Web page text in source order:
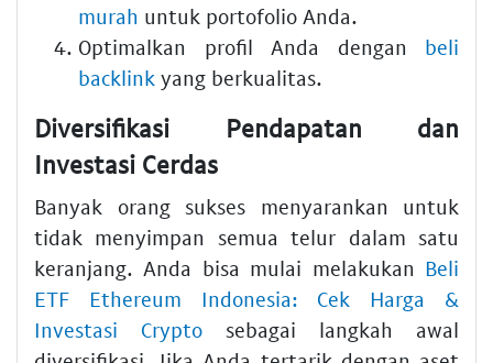
murah untuk portofolio Anda.
Optimalkan profil Anda dengan beli
backlink yang berkualitas.
Diversifikasi Pendapatan dan
Investasi Cerdas
Banyak orang sukses menyarankan untuk
tidak menyimpan semua telur dalam satu
keranjang. Anda bisa mulai melakukan Beli
ETF Ethereum Indonesia: Cek Harga &
Investasi Crypto sebagai langkah awal